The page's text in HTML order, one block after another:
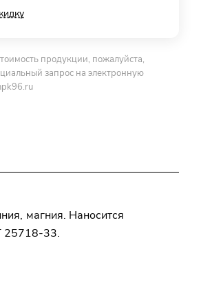
продукции, пожалуйста,
запрос на электронную
магния. Наносится
25718-33.